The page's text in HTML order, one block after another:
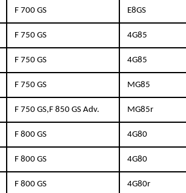
F 700 GS E8GS
F 750 GS 4G85
F 750 GS 4G85
F 750 GS MG85
F 750 GS,F 850 GS Adv. MG85r
F 800 GS 4G80
F 800 GS 4G80
F 800 GS 4G80r